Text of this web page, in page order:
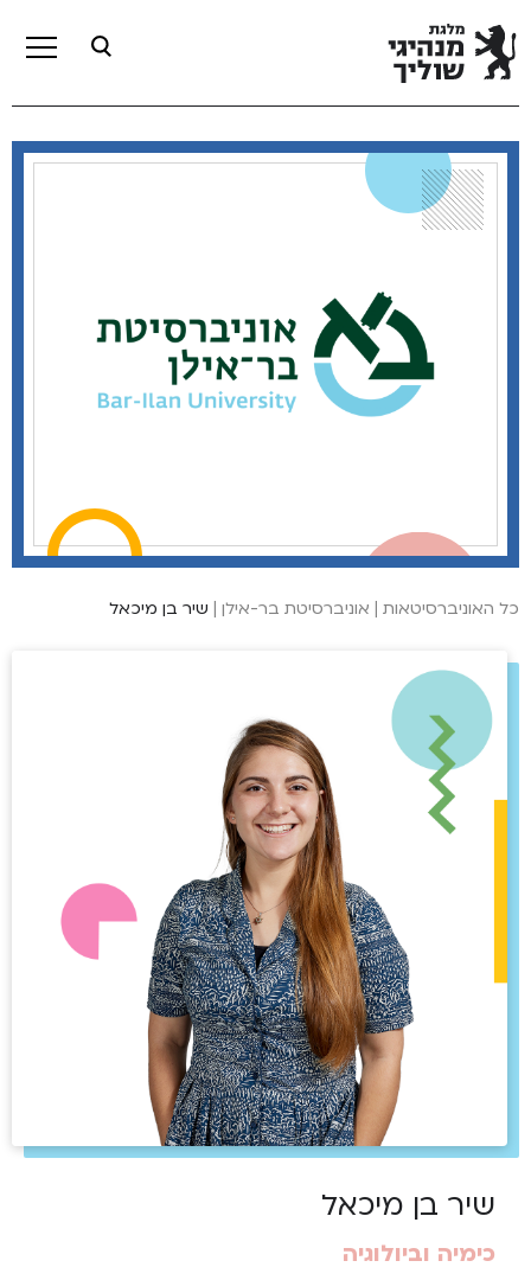
כל האוניברסיטאות | אוניברסיטת בר-אילן | שיר בן מיכאל
שיר בן מיכאל
כימיה וביולוגיה